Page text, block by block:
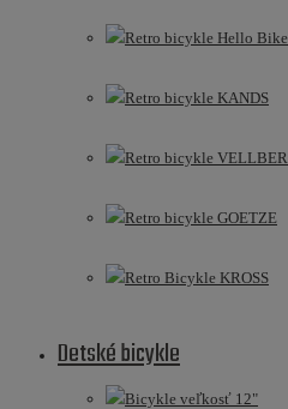
Retro bicykle Hello
Retro bicykle KANDS
Retro bicykle
Retro bicykle GOETZE
Retro Bicykle KROSS
Detské bicykle
Bicykle veľkosť 12"